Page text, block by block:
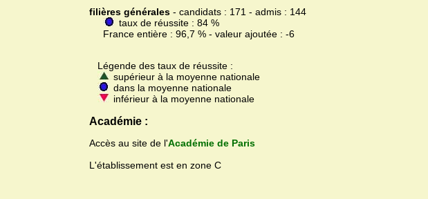
filières générales - candidats : 171 - admis : 144
taux de réussite : 84 %
France entière : 96,7 % - valeur ajoutée : -6
Légende des taux de réussite :
supérieur à la moyenne nationale
dans la moyenne nationale
inférieur à la moyenne nationale
Académie :
Accès au site de l'Académie de Paris
L'établissement est en zone C